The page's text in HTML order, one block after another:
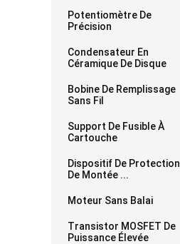
Potentiomètre De
Précision
Condensateur En
Céramique De Disque
Bobine De Remplissage
Sans Fil
Support De Fusible À
Cartouche
Dispositif De Protection
De Montée ...
Moteur Sans Balai
Transistor MOSFET De
Puissance Élevée